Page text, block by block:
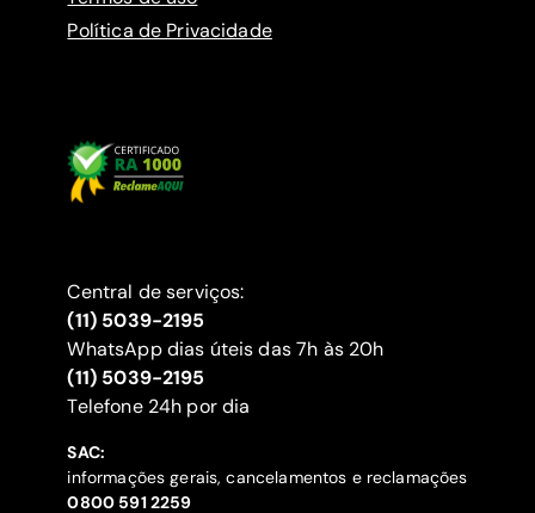
Política de Privacidade
Central de serviços:
(11) 5039-2195
WhatsApp dias úteis das 7h às 20h
(11) 5039-2195
‍Telefone 24h por dia
SAC:
informações gerais, cancelamentos e reclamações
‍0800 591 2259